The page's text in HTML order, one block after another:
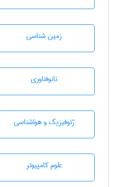
زمين شناسی
نانوفناوری
ژئوفيزيك و هواشناسی
علوم کامپیوتر